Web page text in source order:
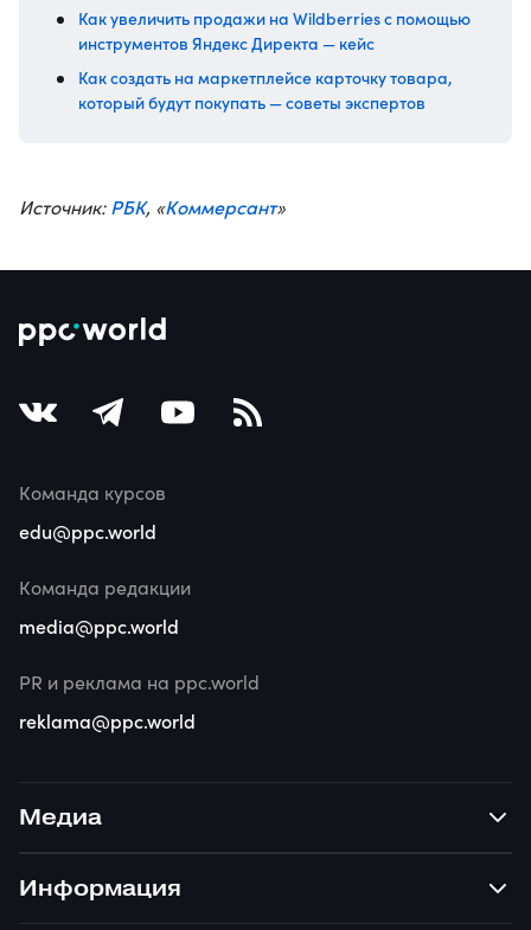
Как увеличить продажи на Wildberries с помощью
инструментов Яндекс Директа — кейс
Как создать на маркетплейсе карточку товара,
который будут покупать — советы экспертов
Источник:РБК, «Коммерсант»
Медиа
Информация
Команда курсов
edu@ppc.world
Команда редакции
media@ppc.world
PR и реклама на ppc.world
reklama@ppc.world